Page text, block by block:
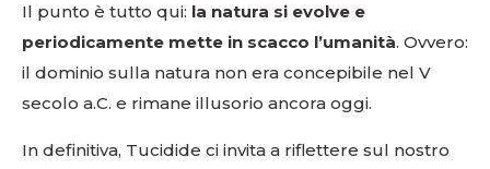
Il punto è tutto qui: la natura si evolve e
periodicamente mette in scacco l’umanità. Ovvero:
il dominio sulla natura non era concepibile nel V
secolo a.C. e rimane illusorio ancora oggi.
In definitiva, Tucidide ci invita a riflettere sul nostro